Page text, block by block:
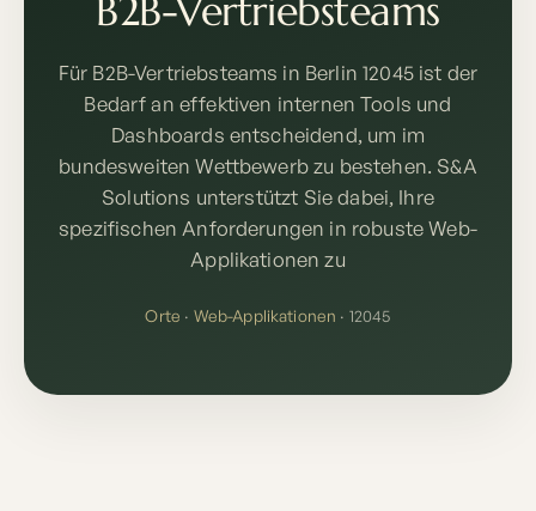
B2B-Vertriebsteams
Für B2B-Vertriebsteams in Berlin 12045 ist der
Bedarf an effektiven internen Tools und
Dashboards entscheidend, um im
bundesweiten Wettbewerb zu bestehen. S&A
Solutions unterstützt Sie dabei, Ihre
spezifischen Anforderungen in robuste Web-
Applikationen zu
Orte · Web-Applikationen · 12045